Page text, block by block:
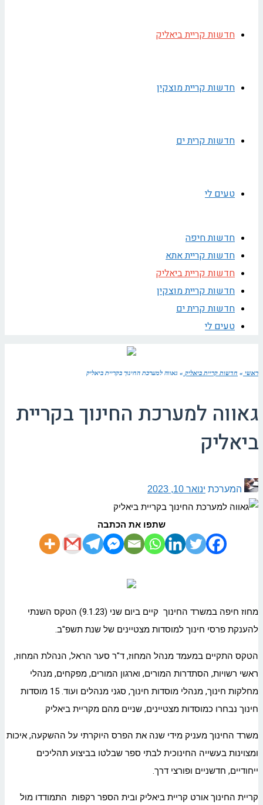
חדשות קריית ביאליק
חדשות קריית מוצקין
חדשות קרית ים
טעים לי
חדשות חיפה
חדשות קריית אתא
חדשות קריית ביאליק
חדשות קריית מוצקין
חדשות קרית ים
טעים לי
ראשי » חדשות קריית ביאליק » גאווה למערכת החינוך בקריית ביאליק
גאווה למערכת החינוך בקריית
ביאליק
המערכת ינואר 10, 2023
שתפו את הכתבה
מחוז חיפה במשרד החינוך קיים ביום שני (9.1.23) הטקס השנתי
להענקת פרסי חינוך למוסדות מצטיינים של שנת תשפ"ב.
הטקס התקיים במעמד מנהל המחוז, ד"ר סער הראל, הנהלת המחוז,
ראשי רשויות, הסתדרות המורים, וארגון המורים, מפקחים, מנהלי
מחלקות חינוך, מנהלי מוסדות חינוך, סגני מנהלים ועוד. 15 מוסדות
חינוך נבחרו כמוסדות מצטיינים, שניים מהם מקריית ביאליק
משרד החינוך מעניק מידי שנה את הפרס היוקרתי על ההשקעה, איכות
ומצוינות בעשייה החינוכית לבתי ספר שבלטו בביצוע תהליכים
ייחודיים, חדשניים ופורצי דרך.
קריית החינוך אורט קריית ביאליק ובית הספר רקפות התמודדו מול